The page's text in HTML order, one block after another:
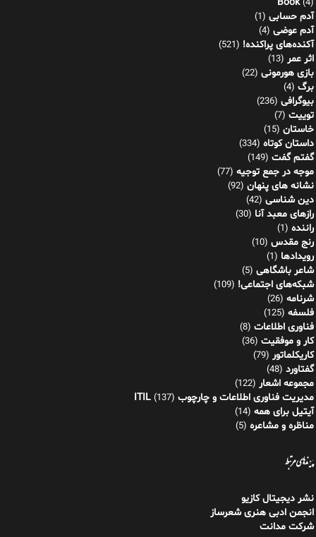
Book(4)
آدم حسابی (1)
آدم عوضی (4)
آکنده‌های پراکنده! (521)
اثر عمر (13)
بازی هورمونی (22)
برگ (4)
بیوگرافی (236)
توییت (7)
خاستان (15)
داستان کوتاه (334)
گفتم گفت (149)
موجه در جمع توجیه (77)
نشانه های پنهان (92)
دین شناسی (42)
رازهای معبد آنا (30)
راننده (1)
رنج مقدس (10)
رویدادها (1)
شاعر باشگاهی (5)
شبکه‌های اجتماعی! (109)
شرنامه (26)
فلسفه (125)
فناوری اطلاعات (8)
کار و موفقیت (36)
کاریکلماتور (79)
گفتاورد (48)
مجموعه اشعار (122)
مدیریت فناوری اطلاعات و چارچوب ITIL (137)
آیتیل برای همه (14)
مناظره و مشاعره (5)
پیوندهای مرتبط
نشر دیجیتال کازیو
انجمن ادبی هنری شعرساز
شرکت مدانت